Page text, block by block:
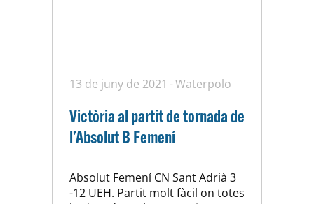
13 de juny de 2021 Waterpolo
Victòria al partit de tornada de
l’Absolut B Femení
Absolut Femení CN Sant Adrià 3
-12 UEH. Partit molt fàcil on totes